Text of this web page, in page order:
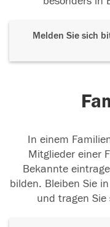
Melden Sie sich
In einem
Mitglieder einer
Bekannte
bilden. Bleiben Sie
und tragen